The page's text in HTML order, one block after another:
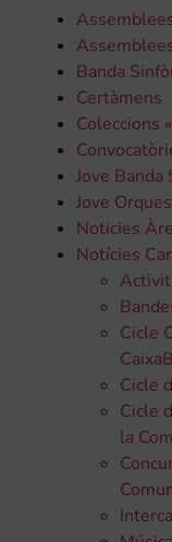
Banda
Certàmens
Coleccions
Jove Banda
Jove
Noticies
Notícies
Cicle
Cicle
Cicle
la